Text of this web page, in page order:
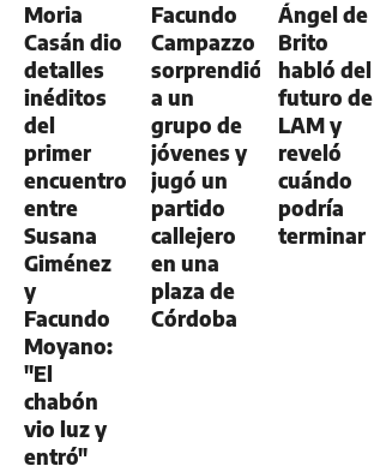
Moria
Casán dio
detalles
inéditos
del
primer
encuentro
entre
Susana
Giménez
y
Facundo
Moyano:
"El
chabón
vio luz y
entró"
Facundo
Campazzo
sorprendió
a un
grupo de
jóvenes y
jugó un
partido
callejero
en una
plaza de
Córdoba
Ángel de
Brito
habló del
futuro de
LAM y
reveló
cuándo
podría
terminar